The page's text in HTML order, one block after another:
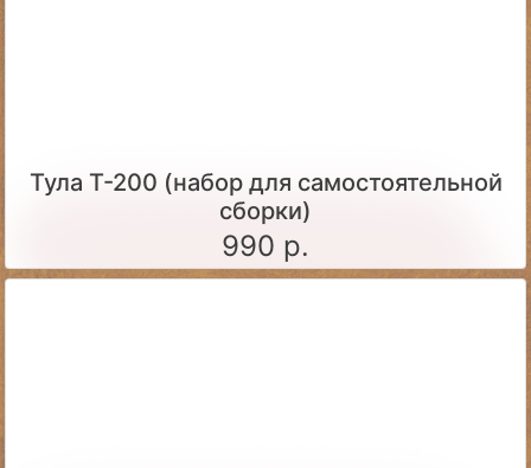
Тула Т-200 (набор для самостоятельной
сборки)
990 р.